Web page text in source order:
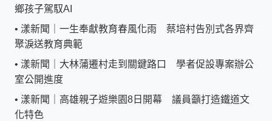
鄉孩子駕馭AI
• 漾新聞｜一生奉獻教育春風化雨 蔡培村告別式各界齊
聚淚送教育典範
• 漾新聞｜大林蒲遷村走到關鍵路口 學者促設專案辦公
室公開進度
• 漾新聞｜高雄親子遊樂園8日開幕 議員籲打造鐵道文
化特色